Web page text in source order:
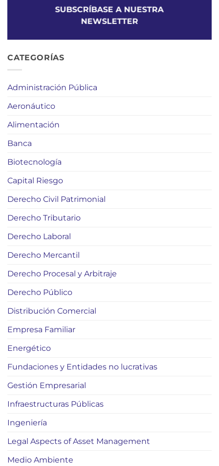
SUBSCRÍBASE A NUESTRA
NEWSLETTER
CATEGORÍAS
Administración Pública
Aeronáutico
Alimentación
Banca
Biotecnología
Capital Riesgo
Derecho Civil Patrimonial
Derecho Tributario
Derecho Laboral
Derecho Mercantil
Derecho Procesal y Arbitraje
Derecho Público
Distribución Comercial
Empresa Familiar
Energético
Fundaciones y Entidades no lucrativas
Gestión Empresarial
Infraestructuras Públicas
Ingeniería
Legal Aspects of Asset Management
Medio Ambiente